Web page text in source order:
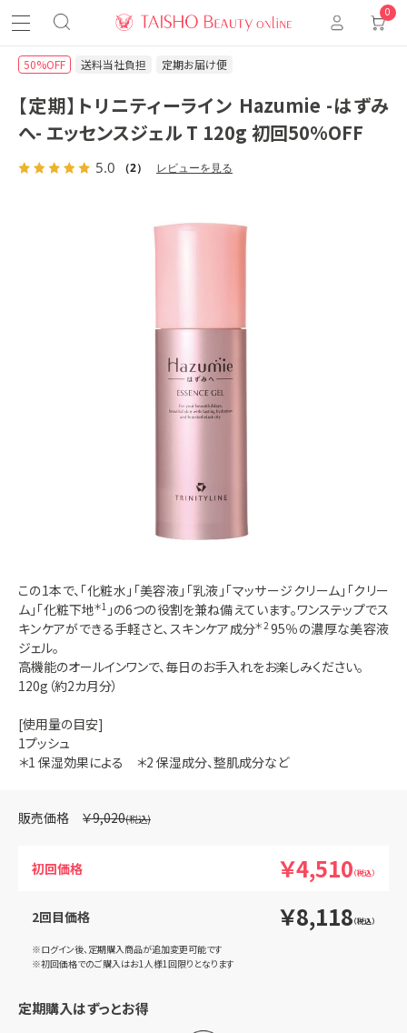
0
50%OFF 送料当社負担 定期お届け便
【定期】トリニティーライン Hazumie -はずみ
へ- エッセンスジェル T 120g 初回50%OFF
5.0 （2） レビューを見る
この1本で、「化粧水」「美容液」「乳液」「マッサージクリーム」「クリー
ム」「化粧下地＊1 」の6つの役割を兼ね備えています。ワンステップでス
キンケアができる手軽さと、スキンケア成分＊295％の濃厚な美容液
ジェル。
高機能のオールインワンで、毎日のお手入れをお楽しみください。
120g（約2カ月分）
[使用量の目安]
1プッシュ
＊1 保湿効果による ＊2 保湿成分、整肌成分など
￥9,020
初回価格 ￥4,510（税込）
2回目価格 ￥8,118（税込）
※ログイン後、定期購入商品が追加変更可能です
※初回価格でのご購入はお1人様1回限りとなります
定期購入はずっとお得